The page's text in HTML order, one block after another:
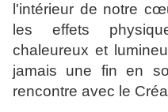
l'intérieur de notre
les effets
chaleureux et
jamais une fin en
rencontre avec le